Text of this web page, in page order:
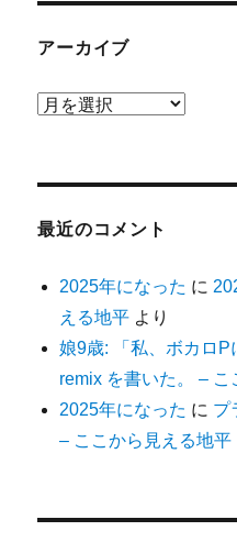
アーカイブ
ア
ブ
最近のコメント
2025年になった に
える地平 より
娘9歳: 「私、ボカロP
remix を書いた。 –
2025年になった に プ
– ここから見える地平